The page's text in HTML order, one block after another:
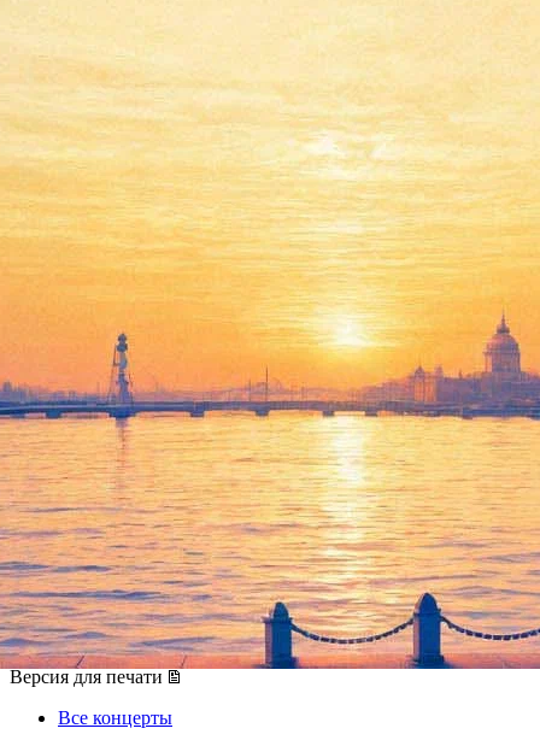
На Earlymusic представят
шедевры барокко и оперное
наследие Екатерины II
20 сентября 2015, воскресенье- 08 октября 2015, четверг
Версия для печати
Все концерты